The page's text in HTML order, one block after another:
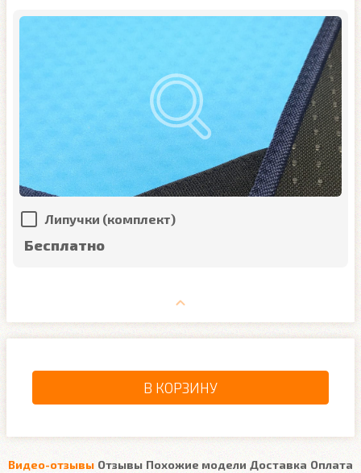
Липучки (комплект)
Бесплатно
В КОРЗИНУ
Видео-отзывы Отзывы Похожие модели Доставка Оплата